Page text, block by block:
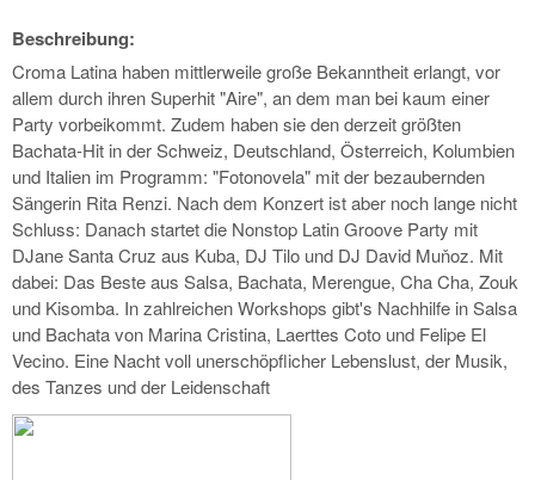
Beschreibung:
Croma Latina haben mittlerweile große Bekanntheit erlangt, vor
allem durch ihren Superhit "Aire", an dem man bei kaum einer
Party vorbeikommt. Zudem haben sie den derzeit größten
Bachata-Hit in der Schweiz, Deutschland, Österreich, Kolumbien
und Italien im Programm: "Fotonovela" mit der bezaubernden
Sängerin Rita Renzi. Nach dem Konzert ist aber noch lange nicht
Schluss: Danach startet die Nonstop Latin Groove Party mit
DJane Santa Cruz aus Kuba, DJ Tilo und DJ David Muňoz. Mit
dabei: Das Beste aus Salsa, Bachata, Merengue, Cha Cha, Zouk
und Kisomba. In zahlreichen Workshops gibt's Nachhilfe in Salsa
und Bachata von Marina Cristina, Laerttes Coto und Felipe El
Vecino. Eine Nacht voll unerschöpflicher Lebenslust, der Musik,
des Tanzes und der Leidenschaft